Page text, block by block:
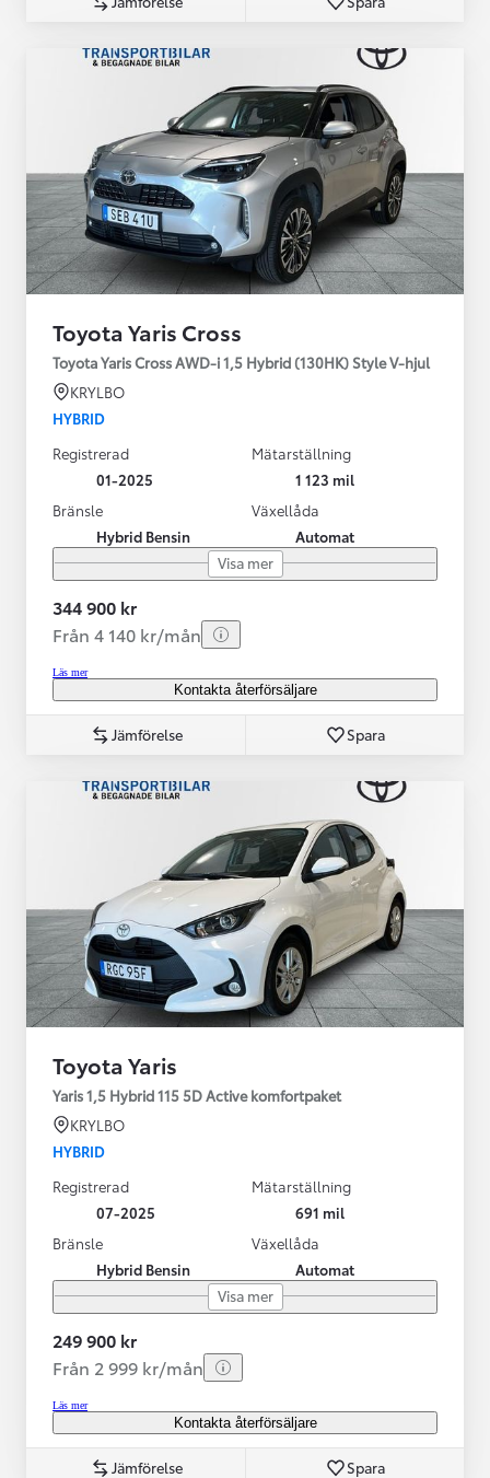
Toyota Yaris Cross
Toyota Yaris Cross AWD-i 1,5 Hybrid (130HK) Style V-hjul
KRYLBO
HYBRID
Registrerad
01-2025
Mätarställning
1 123 mil
Bränsle
Hybrid Bensin
Växellåda
Automat
Visa mer
344 900 kr
Från 4 140 kr/mån
Läs mer
Kontakta återförsäljare
Jämförelse Spara
Toyota Yaris
Yaris 1,5 Hybrid 115 5D Active komfortpaket
KRYLBO
HYBRID
Registrerad
07-2025
Mätarställning
691 mil
Bränsle
Hybrid Bensin
Växellåda
Automat
Visa mer
249 900 kr
Från 2 999 kr/mån
Läs mer
Kontakta återförsäljare
Jämförelse Spara